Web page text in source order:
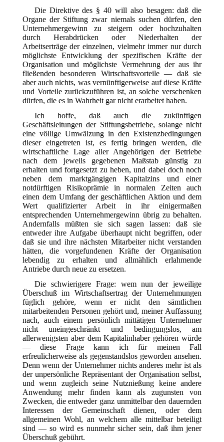
Die Direktive des § 40 will also besagen: daß die
Organe der Stiftung zwar niemals suchen dürfen, den
Unternehmergewinn zu steigern oder hochzuhalten
durch Herabdrücken oder Niederhalten der
Arbeitserträge der einzelnen, vielmehr immer nur durch
möglichste Entwicklung der spezifischen Kräfte der
Organisation und möglichste Vermehrung der aus ihr
fließenden besonderen Wirtschaftsvorteile — daß sie
aber auch nichts, was vernünftigerweise auf diese Kräfte
und Vorteile zurückzuführen ist, an solche verschenken
dürfen, die es in Wahrheit gar nicht erarbeitet haben.
Ich hoffe, daß auch die zukünftigen
Geschäftsleitungen der Stiftungsbetriebe, solange nicht
eine völlige Umwälzung in den Existenzbedingungen
dieser eingetreten ist, es fertig bringen werden,
die
wirtschaftliche Lage aller Angehörigen der Betriebe
nach dem jeweils gegebenen Maßstab günstig zu
erhalten und fortgesetzt zu heben, und dabei doch noch
neben dem marktgängigen Kapitalzins und einer
notdürftigen Risikoprämie in normalen Zeiten auch
einen dem Umfang der geschäftlichen Aktion und dem
Wert qualifizierter Arbeit in ihr einigermaßen
entsprechenden Unternehmergewinn übrig zu behalten.
Andernfalls müßten sie sich sagen lassen: daß sie
entweder ihre Aufgabe überhaupt nicht begriffen, oder
daß sie und ihre nächsten Mitarbeiter nicht verstanden
hätten, die vorgefundenen Kräfte der Organisation
lebendig zu erhalten und allmählich erlahmende
Antriebe durch neue zu ersetzen.
Die schwierigere Frage: wem nun der jeweilige
Überschuß im Wirtschaftsertrag der Unternehmungen
füglich gehöre, wenn er nicht den sämtlichen
mitarbeitenden Personen gehört und, meiner Auffassung
nach, auch einem persönlich mittätigen Unternehmer
nicht uneingeschränkt und bedingungslos, am
allerwenigsten aber dem Kapitalinhaber gehören würde
— diese Frage kann ich für meinen Fall
erfreulicherweise als gegenstandslos geworden ansehen.
Denn wenn der Unternehmer nichts anderes mehr ist als
der unpersönliche Repräsentant der Organisation selbst,
und wenn zugleich seine Nutznießung keine andere
Anwendung mehr finden kann als zugunsten von
Zwecken, die entweder ganz unmittelbar den dauernden
Interessen der Gemeinschaft dienen, oder dem
allgemeinen Wohl, an welchem alle mittelbar beteiligt
sind — so wird es nunmehr sicher sein, daß ihm jener
Überschuß gebührt.